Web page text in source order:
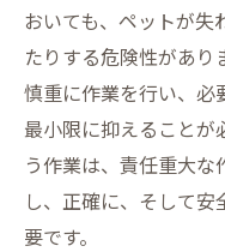
おいても、ペットが失
たりする危険性があり
慎重に作業を行い、必
最小限に抑えることが
う作業は、責任重大
し、正確に、そして
要です。